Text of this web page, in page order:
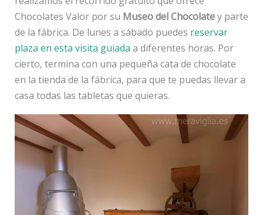
Chocolates Valor por su Museo del Chocolatey parte
de la fábrica. De lunes a sábado puedes reservar
plaza en esta visita guiada a diferentes horas. Por
cierto, termina con una pequeña cata de chocolate
en la tienda de la fábrica, para que te puedas llevar a
casa todas las tabletas que quieras.